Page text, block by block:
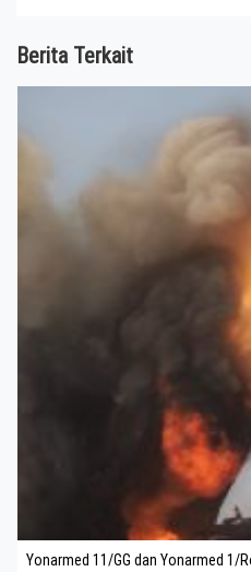
Berita Terkait
Yonarmed 11/GG dan Yonarmed 1/